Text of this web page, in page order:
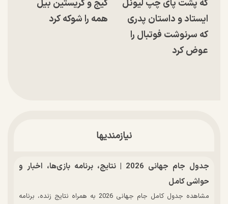
که پشت پای چپ لیونل
ایستاد و داستان پدری
که سرنوشت فوتبال را
عوض کرد
کیج و کریستین بیل
همه را شوکه کرد
نیازمندیها
جدول جام جهانی 2026 | نتایج، برنامه بازی‌ها، اخبار و
حواشی کامل
مشاهده جدول کامل جام جهانی 2026 به همراه نتایج زنده، برنامه